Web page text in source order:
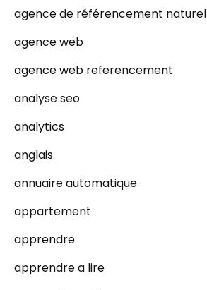
agence de référencement naturel
agence web
agence web referencement
analyse seo
analytics
anglais
annuaire automatique
appartement
apprendre
apprendre a lire